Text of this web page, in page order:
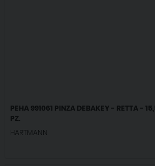
PEHA 991061 PINZA DEBAKEY - RETTA -
PZ.
HARTMANN